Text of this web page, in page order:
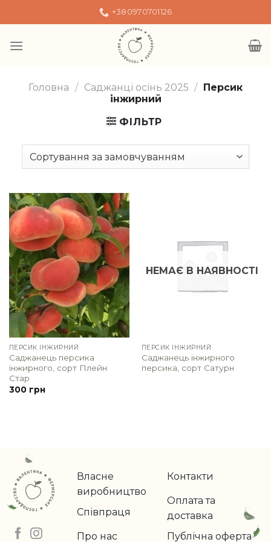
to
+380970701126
Головна / Саджанці осінь 2025 / Персик
інжирний
ФІЛЬТР
ПЕРСИК ІНЖИРНИЙ
Саджанець персика
інжирного, сорт Плейн
Стар
300 грн
НЕМАЄ В НАЯВНОСТІ
ПЕРСИК ІНЖИРНИЙ
Саджанець інжирного
персика, сорт Сатурн
Власне
виробництво
Співпраця
Про нас
Контакти
Оплата та
доставка
Публічна оферта